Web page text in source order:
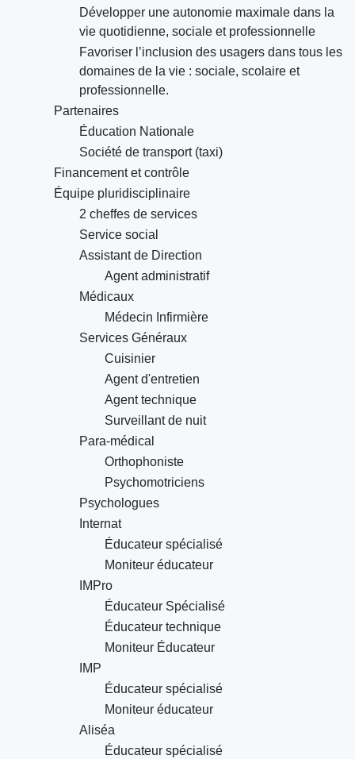
Développer une autonomie maximale dans la
vie quotidienne, sociale et professionnelle
Favoriser l’inclusion des usagers dans tous les
domaines de la vie : sociale, scolaire et
professionnelle.
Partenaires
Éducation Nationale
Société de transport (taxi)
Financement et contrôle
Équipe pluridisciplinaire
2 cheffes de services
Service social
Assistant de Direction
Agent administratif
Médicaux
Médecin Infirmière
Services Généraux
Cuisinier
Agent d'entretien
Agent technique
Surveillant de nuit
Para-médical
Orthophoniste
Psychomotriciens
Psychologues
Internat
Éducateur spécialisé
Moniteur éducateur
IMPro
Éducateur Spécialisé
Éducateur technique
Moniteur Éducateur
IMP
Éducateur spécialisé
Moniteur éducateur
Aliséa
Éducateur spécialisé